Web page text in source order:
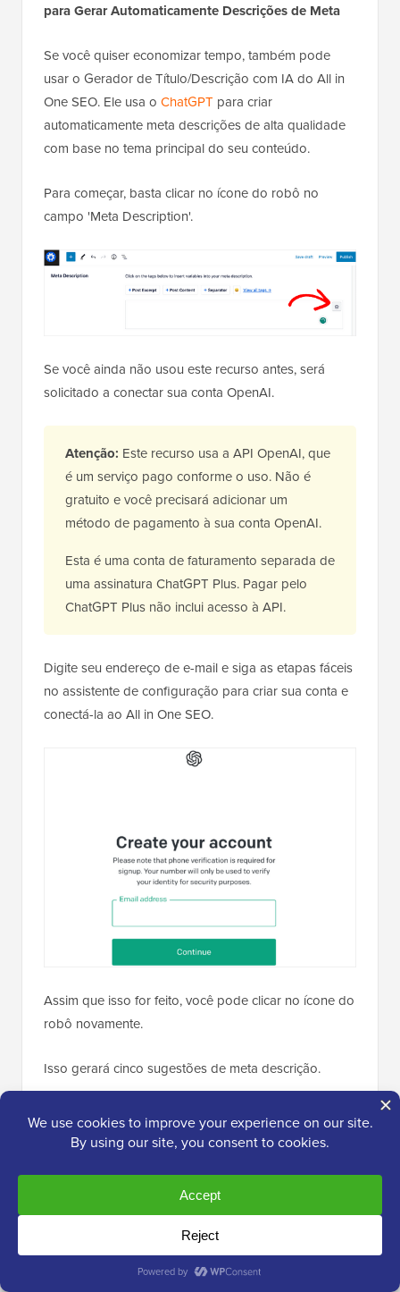
para Gerar Automaticamente Descrições de Meta
Se você quiser economizar tempo, também pode
usar o Gerador de Título/Descrição com IA do All in
One SEO. Ele usa o ChatGPT para criar
automaticamente meta descrições de alta qualidade
com base no tema principal do seu conteúdo.
Para começar, basta clicar no ícone do robô no
campo 'Meta Description'.
Se você ainda não usou este recurso antes, será
solicitado a conectar sua conta OpenAI.
Atenção: Este recurso usa a API OpenAI, que
é um serviço pago conforme o uso. Não é
gratuito e você precisará adicionar um
método de pagamento à sua conta OpenAI.
Esta é uma conta de faturamento separada de
uma assinatura ChatGPT Plus. Pagar pelo
ChatGPT Plus não inclui acesso à API.
Digite seu endereço de e-mail e siga as etapas fáceis
no assistente de configuração para criar sua conta e
conectá-la ao All in One SEO.
Assim que isso for feito, você pode clicar no ícone do
robô novamente.
Isso gerará cinco sugestões de meta descrição.